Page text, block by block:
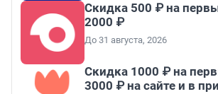
Скидка 500 ₽ на
2000 ₽
До 31 августа, 2026
Скидка 1000 ₽ на
3000 ₽ на сайте и в